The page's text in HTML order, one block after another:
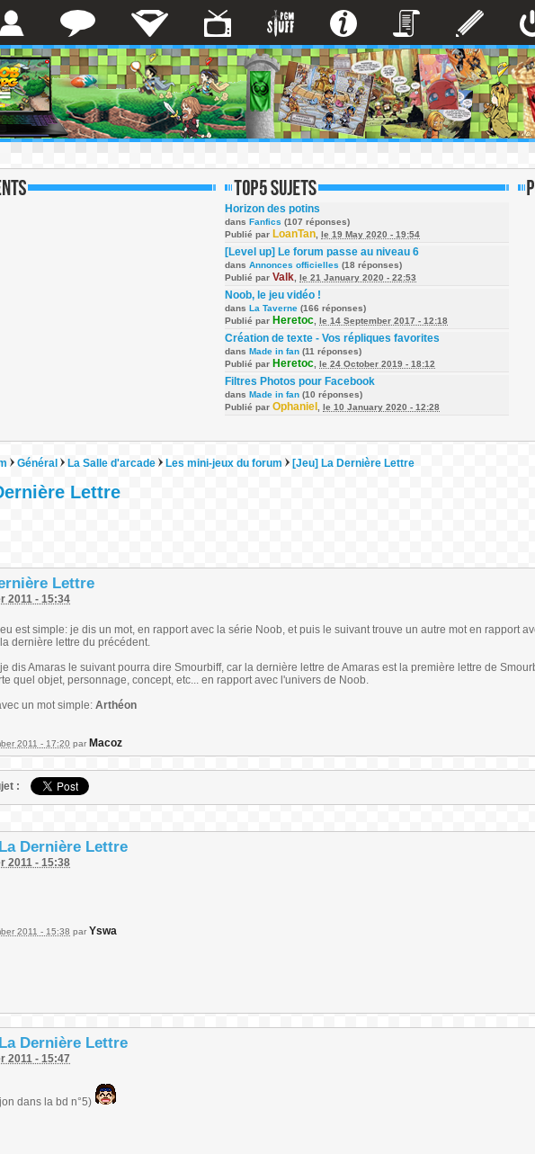
Horizon des potins
dans Fanfics (107 réponses)
Publié par LoanTan le 19 May 2020 - 19:54
[Level up] Le forum passe au niveau 6
dans Annonces officielles (18 réponses)
Publié par Valk le 21 January 2020 - 22:53
Noob, le jeu vidéo !
dans La Taverne (166 réponses)
Publié par Heretoc le 14 September 2017 - 12:18
Création de texte - Vos répliques favorites
dans Made in fan (11 réponses)
Publié par Heretoc le 24 October 2019 - 18:12
Filtres Photos pour Facebook
dans Made in fan (10 réponses)
Publié par Ophaniel le 10 January 2020 - 12:28
Général La Salle d'arcade Les mini-jeux du forum [Jeu] La Dernière Lettre
Lettre
Lettre
2011 - 15:34
est simple: je dis un mot, en rapport avec la série Noob, et puis le suivant trouve un autre mot en rapport
dernière lettre du précédent.
dis Amaras le suivant pourra dire Smourbiff, car la dernière lettre de Amaras est la première lettre de
quel objet, personnage, concept, etc... en rapport avec l'univers de Noob.
un mot simple: Arthéon
2011 - 17:20 par Macoz
:
Dernière Lettre
2011 - 15:38
2011 - 15:38 par Yswa
Dernière Lettre
2011 - 15:47
dans la bd n°5)